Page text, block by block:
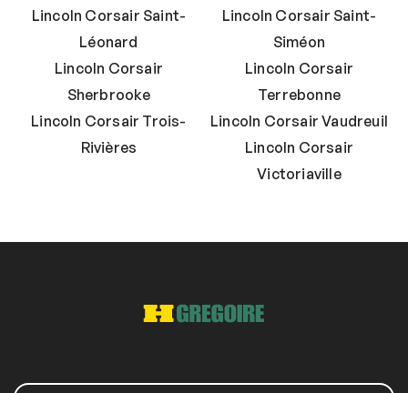
Lincoln Corsair Saint-
Léonard
Lincoln Corsair Saint-
Siméon
Lincoln Corsair
Sherbrooke
Lincoln Corsair
Terrebonne
Lincoln Corsair Trois-
Rivières
Lincoln Corsair Vaudreuil
Lincoln Corsair
Victoriaville